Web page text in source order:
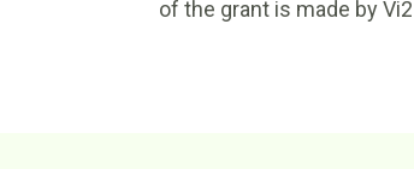
of the grant is made by